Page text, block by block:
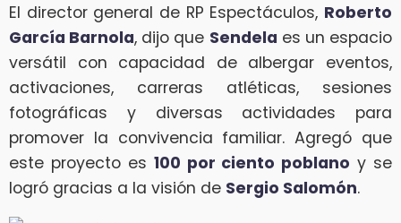
El director general de RP Espectáculos, Roberto
García Barnola, dijo que Sendela es un espacio
versátil con capacidad de albergar eventos,
activaciones, carreras atléticas, sesiones
fotográficas y diversas actividades para
promover la convivencia familiar. Agregó que
este proyecto es 100 por ciento poblano y se
logró gracias a la visión de Sergio Salomón.